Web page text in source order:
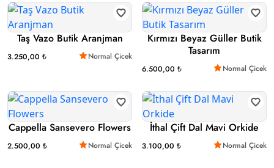
Taş Vazo Butik Aranjman
3.250,00 ₺ Normal Çicek
Kırmızı Beyaz Güller Butik
Tasarım
6.500,00 ₺ Normal Çicek
Cappella Sansevero Flowers
2.500,00 ₺ Normal Çicek
İthal Çift Dal Mavi Orkide
3.100,00 ₺ Normal Çicek